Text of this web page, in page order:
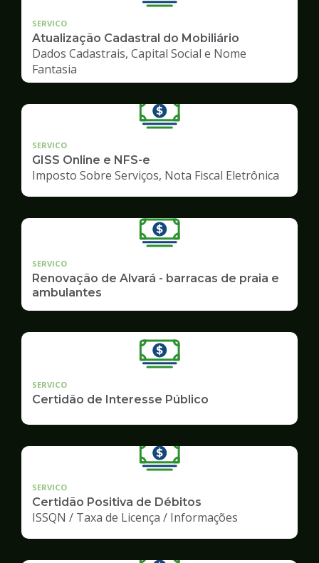
SERVICO
Atualização Cadastral do Mobiliário
Dados Cadastrais, Capital Social e Nome
Fantasia
SERVICO
GISS Online e NFS-e
Imposto Sobre Serviços, Nota Fiscal Eletrônica
SERVICO
Renovação de Alvará - barracas de praia e
ambulantes
SERVICO
Certidão de Interesse Público
SERVICO
Certidão Positiva de Débitos
ISSQN / Taxa de Licença / Informações